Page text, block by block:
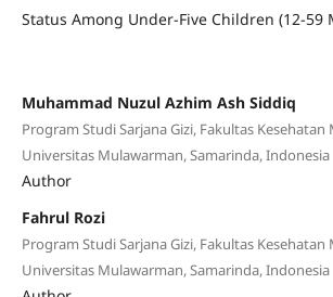
Status Among Under-Five Children (12-59
Muhammad Nuzul Azhim Ash Siddiq
Program Studi Sarjana Gizi, Fakultas Kesehatan
Universitas Mulawarman, Samarinda, Indonesia
Author
Fahrul Rozi
Program Studi Sarjana Gizi, Fakultas Kesehatan
Universitas Mulawarman, Samarinda, Indonesia